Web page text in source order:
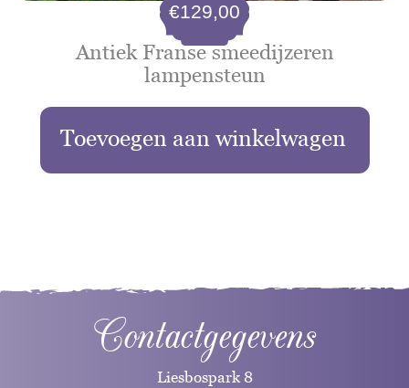
Antiek Franse smeedijzeren
lampensteun
€129,00
Toevoegen aan winkelwagen
Contactgegevens
Liesbospark 8